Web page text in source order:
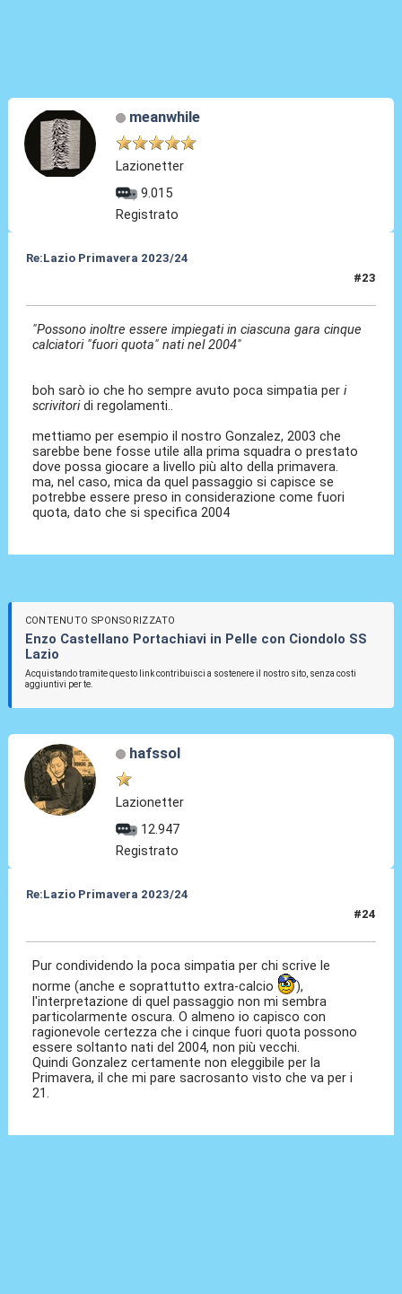
meanwhile
Lazionetter
9.015
Registrato
Re:Lazio Primavera 2023/24
#23
"Possono inoltre essere impiegati in ciascuna gara cinque
calciatori "fuori quota" nati nel 2004"
boh sarò io che ho sempre avuto poca simpatia peri
scrivitoridi regolamenti..
mettiamo per esempio il nostro Gonzalez, 2003 che
sarebbe bene fosse utile alla prima squadra o prestato
dove possa giocare a livello più alto della primavera.
ma, nel caso, mica da quel passaggio si capisce se
potrebbe essere preso in considerazione come fuori
quota, dato che si specifica 2004
CONTENUTO SPONSORIZZATO
Enzo Castellano Portachiavi in Pelle con Ciondolo SS
Lazio
Acquistando tramite questo link contribuisci a sostenere il nostro sito, senza costi
aggiuntivi per te.
hafssol
Lazionetter
12.947
Registrato
Re:Lazio Primavera 2023/24
#24
Pur condividendo la poca simpatia per chi scrive le
norme (anche e soprattutto extra-calcio
),
l'interpretazione di quel passaggio non mi sembra
particolarmente oscura. O almeno io capisco con
ragionevole certezza che i cinque fuori quota possono
essere soltanto nati del 2004, non più vecchi.
Quindi Gonzalez certamente non eleggibile per la
Primavera, il che mi pare sacrosanto visto che va per i
21.